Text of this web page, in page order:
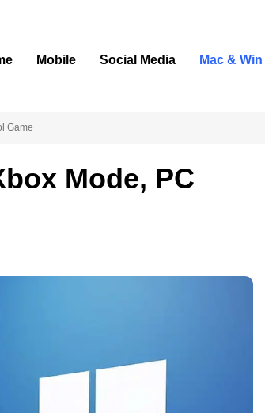
Mobile Social Media Mac & Win
Game
Mode, PC